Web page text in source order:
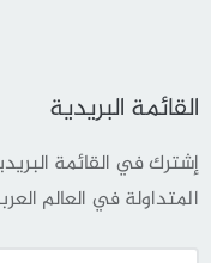
القائمة البريدية
إشترك في القائمة
المتداولة في العالم